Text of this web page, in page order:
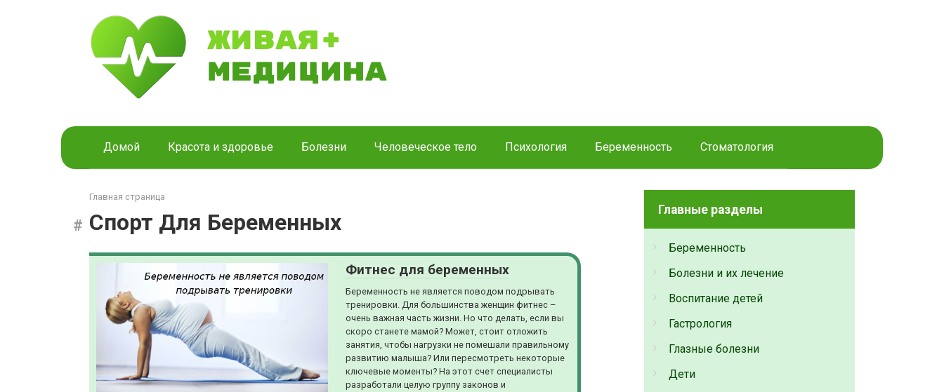
Домой Красота и здоровье Болезни Человеческое тело Психология Беременность Стоматология
Главная страница
Спорт Для Беременных
Фитнес для беременных
Беременность не является поводом подрывать
тренировки. Для большинства женщин фитнес –
очень важная часть жизни. Но что делать, если вы
скоро станете мамой? Может, стоит отложить
занятия, чтобы нагрузки не помешали правильному
развитию малыша? Или пересмотреть некоторые
ключевые моменты? На этот счет специалисты
разработали целую группу законов и
Главные разделы
Беременность
Болезни и их лечение
Воспитание детей
Гастрология
Глазные болезни
Дети